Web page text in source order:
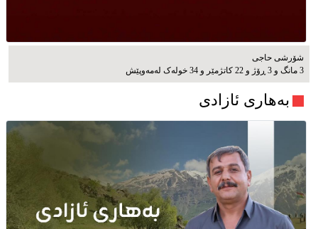
شۆرشی حاجی
3 مانگ و 3 ڕۆژ و 22 کاتژمێر و 34 خوله‌ک له‌مه‌وپێش‌
بەهاری ئازادی